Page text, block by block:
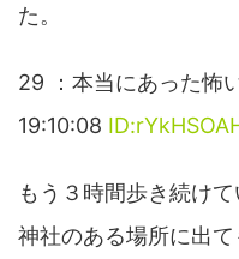
た。
29 ：本当にあった怖
19:10:08
もう３時間歩き続け
神社のある場所に出て